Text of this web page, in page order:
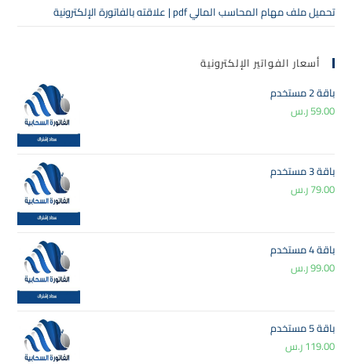
تحميل ملف مهام المحاسب المالي pdf | علاقته بالفاتورة الإلكترونية
أسعار الفواتير الإلكترونية
باقة 2 مستخدم
59.00ر.س
باقة 3 مستخدم
79.00ر.س
باقة 4 مستخدم
99.00ر.س
باقة 5 مستخدم
119.00ر.س